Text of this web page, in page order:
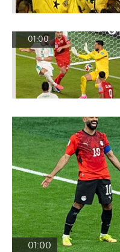
01:00
01:00